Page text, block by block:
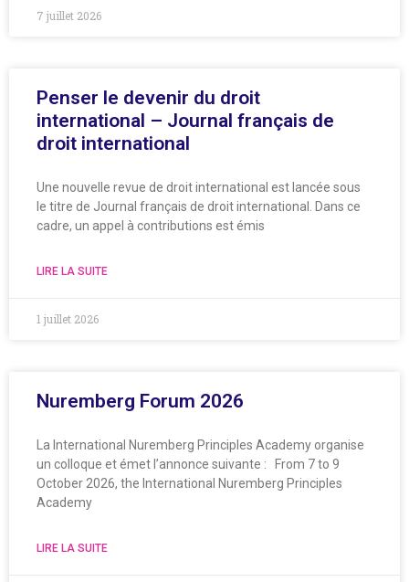
7 juillet 2026
Penser le devenir du droit
international – Journal français de
droit international
Une nouvelle revue de droit international est lancée sous
le titre de Journal français de droit international. Dans ce
cadre, un appel à contributions est émis
LIRE LA SUITE
1 juillet 2026
Nuremberg Forum 2026
La International Nuremberg Principles Academy organise
un colloque et émet l’annonce suivante : From 7 to 9
October 2026, the International Nuremberg Principles
Academy
LIRE LA SUITE